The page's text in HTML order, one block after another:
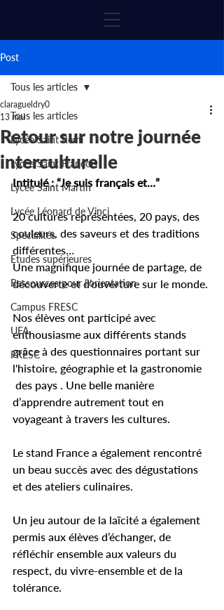
Post
Tous les articles
Lycée Saint Rémi
Lycée Saint François
Lycée Saint Martin
Lycée Léonard de Vinci
Spécialités
Etudes supérieures
Ressources pour l'orientation
Campus FRESC
UFA
FRESC
Tous les articles
Retour sur notre journée
interculturelle
claragueldry0
13 mai
Intitulé : “Je suis français et…”
20 cultures représentées, 20 pays, des
couleurs, des saveurs et des traditions
différentes…
Une magnifique journée de partage, de
découverte et d’ouverture sur le monde.
Nos élèves ont participé avec
enthousiasme aux différents stands
grâce à des questionnaires portant sur
l'histoire, géographie et la gastronomie
des pays . Une belle manière
d’apprendre autrement tout en
voyageant à travers les cultures.
Le stand France a également rencontré
un beau succès avec des dégustations
et des ateliers culinaires.
Un jeu autour de la laïcité a également
permis aux élèves d’échanger, de
réfléchir ensemble aux valeurs du
respect, du vivre-ensemble et de la
tolérance.